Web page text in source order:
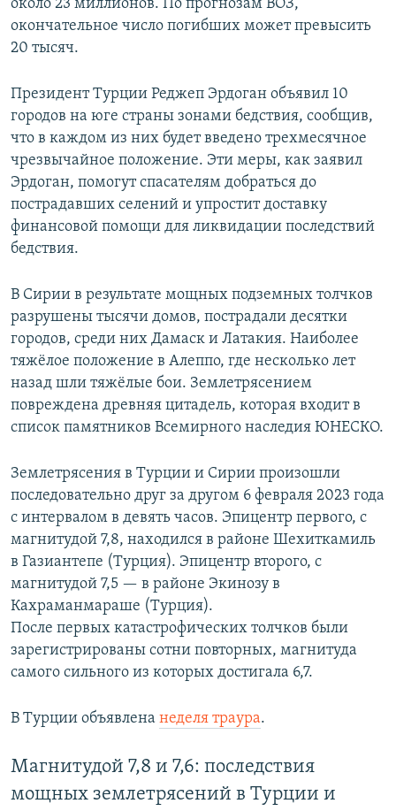
около 23 миллионов. По прогнозам ВОЗ,
окончательное число погибших может превысить
20 тысяч.
Президент Турции Реджеп Эрдоган объявил 10
городов на юге страны зонами бедствия, сообщив,
что в каждом из них будет введено трехмесячное
чрезвычайное положение. Эти меры, как заявил
Эрдоган, помогут спасателям добраться до
пострадавших селений и упростит доставку
финансовой помощи для ликвидации последствий
бедствия.
В Сирии в результате мощных подземных толчков
разрушены тысячи домов, пострадали десятки
городов, среди них Дамаск и Латакия. Наиболее
тяжёлое положение в Алеппо, где несколько лет
назад шли тяжёлые бои. Землетрясением
повреждена древняя цитадель, которая входит в
список памятников Всемирного наследия ЮНЕСКО.
Землетрясения в Турции и Сирии произошли
последовательно друг за другом 6 февраля 2023 года
с интервалом в девять часов. Эпицентр первого, с
магнитудой 7,8, находился в районе Шехиткамиль
в Газиантепе (Турция). Эпицентр второго, с
магнитудой 7,5 — в районе Экинозу в
Кахраманмараше (Турция).
После первых катастрофических толчков были
зарегистрированы сотни повторных, магнитуда
самого сильного из которых достигала 6,7.
В Турции объявлена неделя траура.
Магнитудой 7,8 и 7,6: последствия
мощных землетрясений в Турции и